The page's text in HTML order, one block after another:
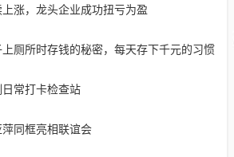
涨，龙头企业成功扭亏为盈
厕所时存钱的秘密，每天存下千元的习惯
常打卡检查站
同框亮相联谊会